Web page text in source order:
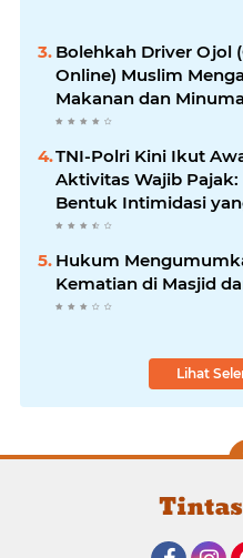
Bolehkah Driver Ojol
Online) Muslim
Makanan dan
ke Pelanggan?
TNI-Polri Kini Ikut
Aktivitas Wajib
Bentuk Intimidasi
Menekan Rakyat?
Hukum
Kematian di Masjid
Lihat